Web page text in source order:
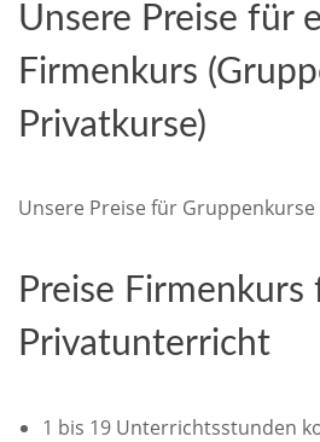
Unsere Preise für
Firmenkurs
Privatkurse)
Unsere Preise für
Preise Firmenkurs
Privatunterricht
1 bis 19 Unterrichtsstunden